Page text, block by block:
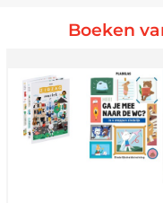
Boeken